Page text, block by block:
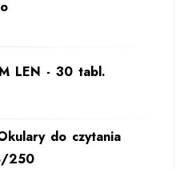
LEN - 30 tabl.
do czytania
250